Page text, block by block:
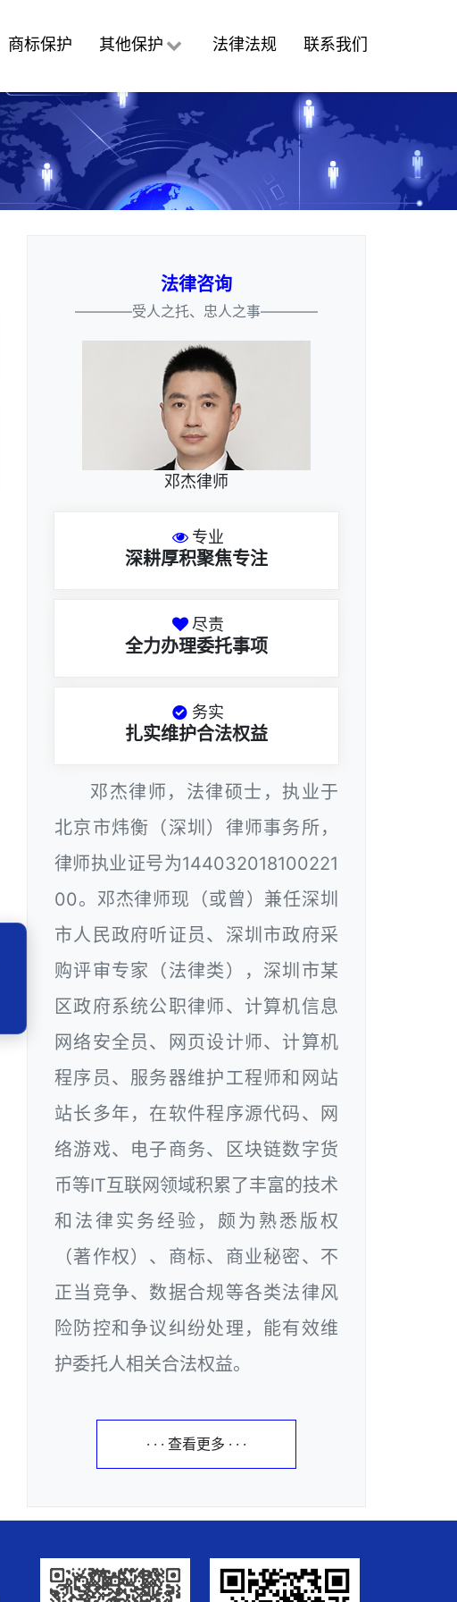
商标保护 其他保护 法律法规 联系我们
法律咨询
————受人之托、忠人之事————
邓杰律师
专业
深耕厚积聚焦专注
尽责
全力办理委托事项
务实
扎实维护合法权益
邓杰律师，法律硕士，执业于
北京市炜衡（深圳）律师事务所，
律师执业证号为144032018100221
00。邓杰律师现（或曾）兼任深圳
市人民政府听证员、深圳市政府采
购评审专家（法律类），深圳市某
区政府系统公职律师、计算机信息
网络安全员、网页设计师、计算机
程序员、服务器维护工程师和网站
站长多年，在软件程序源代码、网
络游戏、电子商务、区块链数字货
币等IT互联网领域积累了丰富的技术
和法律实务经验，颇为熟悉版权
（著作权）、商标、商业秘密、不
正当竞争、数据合规等各类法律风
险防控和争议纠纷处理，能有效维
护委托人相关合法权益。
· · · 查看更多 · · ·